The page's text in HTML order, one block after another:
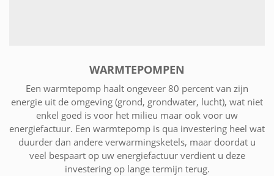
WARMTEPOMPEN
Een warmtepomp haalt ongeveer 80 percent van zijn
energie uit de omgeving (grond, grondwater, lucht), wat niet
enkel goed is voor het milieu maar ook voor uw
energiefactuur. Een warmtepomp is qua investering heel wat
duurder dan andere verwarmingsketels, maar doordat u
veel bespaart op uw energiefactuur verdient u deze
investering op lange termijn terug.